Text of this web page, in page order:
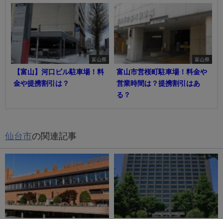
富山県
【富山】河口ビル駐車場！料
金や提携割引は？
富山県
富山市営桜町駐車場！料金や
営業時間は？提携割引はあ
る？
仙台市の関連記事